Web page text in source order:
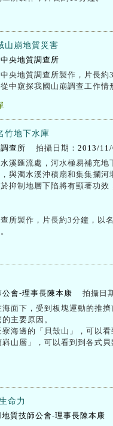
山崩地質災害
央地質調查所
央地質調查所製作，片長
中窺探我國山崩調查工作情
竹地下水庫
查所 拍攝日期： 2013/11/
溪匯流處，河水極易補充
與濁水溪沖積扇和集集攔
抑制地層下陷將有顯著功
所製作，片長約3分鐘，以
會-理事長陳本康 拍攝日
面下，受到板塊運動的推
主要原因。
海邊的「貝殼山」，可以
山層」，可以看到到各式
命力
質技師公會-理事長陳本康